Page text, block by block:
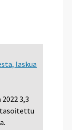
laskua
3,3